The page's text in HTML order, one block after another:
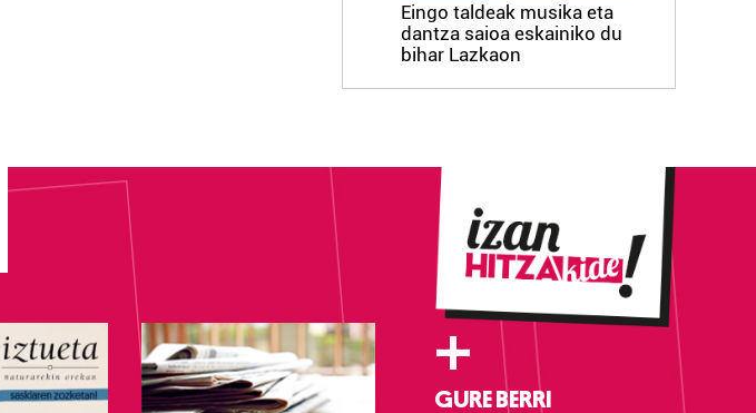
Eingo taldeak musika eta
dantza saioa eskainiko du
bihar Lazkaon
+
GURE BERRI